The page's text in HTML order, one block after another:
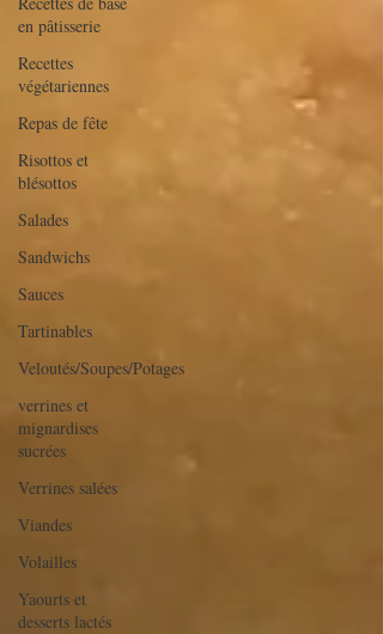
en pâtisserie
Recettes
végétariennes
Repas de fête
Risottos et
blésottos
Salades
Sandwichs
Sauces
Tartinables
Veloutés/Soupes/Potages
verrines et
mignardises
sucrées
Verrines salées
Viandes
Volailles
Yaourts et
desserts lactés